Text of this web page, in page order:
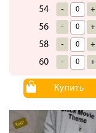
54 - +
56 - +
58 - +
60 - +
Купить